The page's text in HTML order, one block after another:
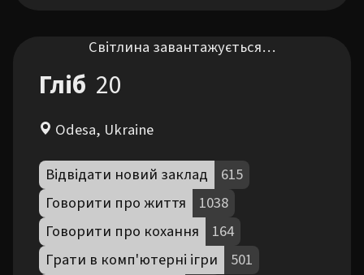
Світлина завантажується…
Гліб 20
Odesa, Ukraine
Відвідати новий заклад
615
Говорити про життя
1038
Говорити про кохання
164
Грати в комп'ютерні ігри
501